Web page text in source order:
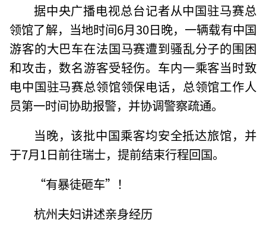
据中央广播电视总台记者从中国驻马赛总
领馆了解，当地时间6月30日晚，一辆载有中国
游客的大巴车在法国马赛遭到骚乱分子的围困
和攻击，数名游客受轻伤。车内一乘客当时致
电中国驻马赛总领馆领保电话，总领馆工作人
员第一时间协助报警，并协调警察疏通。
当晚，该批中国乘客均安全抵达旅馆，并
于7月1日前往瑞士，提前结束行程回国。
“有暴徒砸车”！
杭州夫妇讲述亲身经历